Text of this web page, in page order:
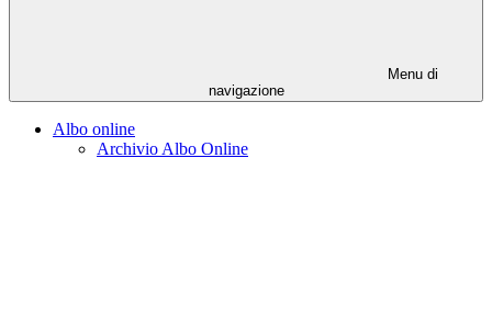
Menu di
navigazione
Albo online
Archivio Albo Online